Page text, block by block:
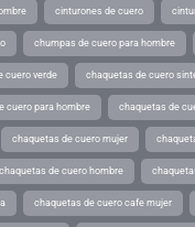
cinturones de cuero
chumpas de cuero para hombre
cuero verde chaquetas de cuero
cuero para hombre chaquetas de
chaquetas de cuero mujer
chaquetas de cuero hombre
chaquetas de cuero cafe mujer